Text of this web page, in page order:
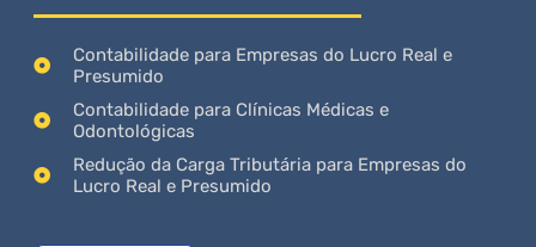
Contabilidade para Empresas do Lucro Real e
Presumido
Contabilidade para Clínicas Médicas e
Odontológicas
Redução da Carga Tributária para Empresas do
Lucro Real e Presumido